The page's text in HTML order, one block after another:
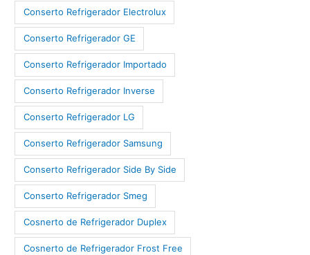
Conserto Refrigerador Electrolux
Conserto Refrigerador GE
Conserto Refrigerador Importado
Conserto Refrigerador Inverse
Conserto Refrigerador LG
Conserto Refrigerador Samsung
Conserto Refrigerador Side By Side
Conserto Refrigerador Smeg
Cosnerto de Refrigerador Duplex
Cosnerto de Refrigerador Frost Free